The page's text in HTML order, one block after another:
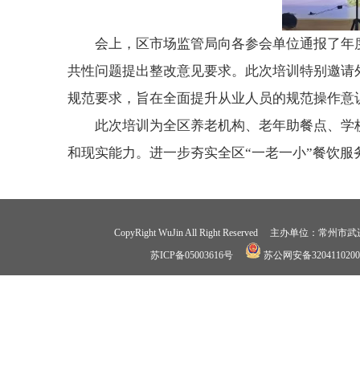
会上，区市场监管局向各参会单位通报了
共性问题提出整改意见要求。此次培训特别邀
规范要求，旨在全面提升从业人员的规范操作
此次培训为全区养老机构、老年助餐点、
和现实能力。进一步夯实全区“一老一小”餐饮
CopyRight WuJin All Right Reserved 主办单位：常州
苏ICP备05003616号
苏公网安备